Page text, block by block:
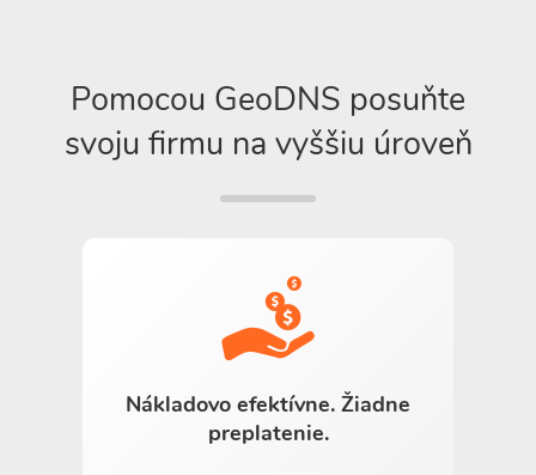
Pomocou GeoDNS posuňte
svoju firmu na vyššiu úroveň
Nákladovo efektívne. Žiadne
preplatenie.